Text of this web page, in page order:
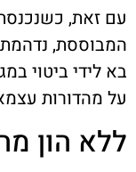
עם זאת,
המבוססת,
בא לידי ביטוי
על מהדורות
ללא הון